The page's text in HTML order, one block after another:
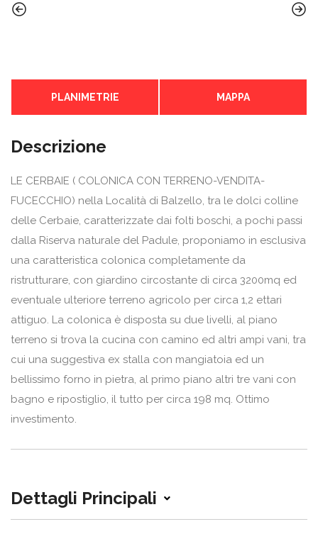
PLANIMETRIE MAPPA
Descrizione
LE CERBAIE ( COLONICA CON TERRENO-VENDITA-
FUCECCHIO) nella Località di Balzello, tra le dolci colline
delle Cerbaie, caratterizzate dai folti boschi, a pochi passi
dalla Riserva naturale del Padule, proponiamo in esclusiva
una caratteristica colonica completamente da
ristrutturare, con giardino circostante di circa 3200mq ed
eventuale ulteriore terreno agricolo per circa 1,2 ettari
attiguo. La colonica è disposta su due livelli, al piano
terreno si trova la cucina con camino ed altri ampi vani, tra
cui una suggestiva ex stalla con mangiatoia ed un
bellissimo forno in pietra, al primo piano altri tre vani con
bagno e ripostiglio, il tutto per circa 198 mq. Ottimo
investimento.
Dettagli Principali